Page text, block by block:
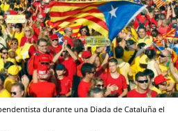
durante una Diada de Cataluña el